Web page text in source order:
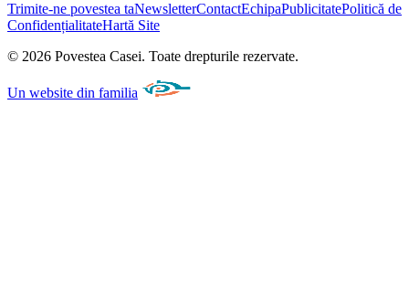
Trimite-ne povestea taNewsletterContactEchipaPublicitatePolitică de
ConfidențialitateHartă Site
© 2026 Povestea Casei. Toate drepturile rezervate.
Un website din familia